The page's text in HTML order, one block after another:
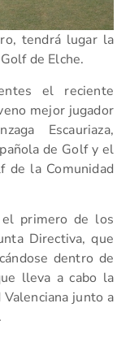
tendrá lugar la
de Elche.
el reciente
mejor jugador
Escauriaza,
de Golf y el
de la Comunidad
el primero de los
Directiva, que
dentro de
lleva a cabo la
junto a